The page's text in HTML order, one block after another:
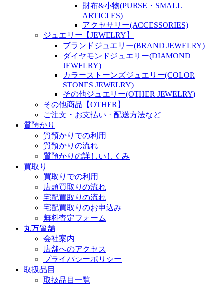
財布&小物(PURSE・SMALL
ARTICLES)
アクセサリー(ACCESSORIES)
ジュエリー【JEWELRY】
ブランドジュエリー(BRAND JEWELRY)
ダイヤモンドジュエリー(DIAMOND
JEWELRY)
カラーストーンズジュエリー(COLOR
STONES JEWELRY)
その他ジュエリー(OTHER JEWELRY)
その他商品【OTHER】
ご注文・お支払い・配送方法など
質預かり
質預かりでの利用
質預かりの流れ
質預かりの詳しいしくみ
買取り
買取りでの利用
店頭買取りの流れ
宅配買取りの流れ
宅配買取りのお申込み
無料査定フォーム
丸万質舗
会社案内
店舗へのアクセス
プライバシーポリシー
取扱品目
取扱品目一覧